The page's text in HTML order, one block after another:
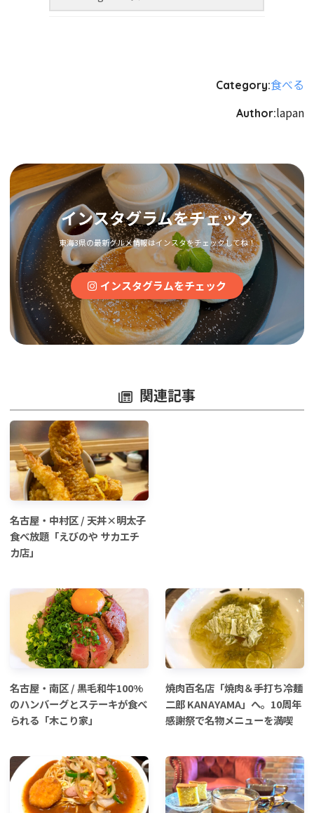
Category:食べる
Author:lapan
インスタグラムをチェック
東海3県の最新グルメ情報はインスタをチェックしてね！
インスタグラムをチェック
関連記事
名古屋・中村区 / 天丼×明太子
食べ放題「えびのや サカエチ
カ店」
名古屋・南区 / 黒毛和牛100%
のハンバーグとステーキが食べ
られる「木こり家」
焼肉百名店「焼肉＆手打ち冷麺
二郎 KANAYAMA」へ。10周年
感謝祭で名物メニューを満喫